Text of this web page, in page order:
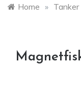
Home » Tanker